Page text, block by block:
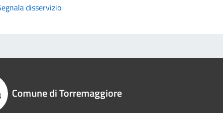
disservizio
Comune di Torremaggiore